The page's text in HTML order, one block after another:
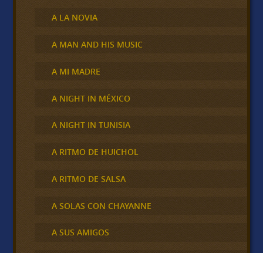
A LA NOVIA
A MAN AND HIS MUSIC
A MI MADRE
A NIGHT IN MÉXICO
A NIGHT IN TUNISIA
A RITMO DE HUICHOL
A RITMO DE SALSA
A SOLAS CON CHAYANNE
A SUS AMIGOS